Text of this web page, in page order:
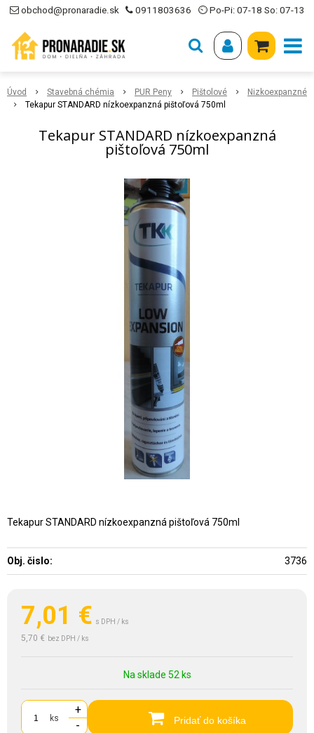
obchod@pronaradie.sk 0911803636 ⏲ Po-Pi: 07-18 So: 07-13
Úvod Stavebná chémia PUR Peny Pištolové
Nizkoexpanzné
Tekapur STANDARD nízkoexpanzná pištoľová 750ml
Tekapur STANDARD nízkoexpanzná
pištoľová 750ml
7,01 € s DPH / ks
5,70 € bez DPH / ks
Na sklade 52 ks
ks
+
-
Pridať do košíka
Tekapur STANDARD nízkoexpanzná pištoľová 750ml
Obj. čislo: 3736